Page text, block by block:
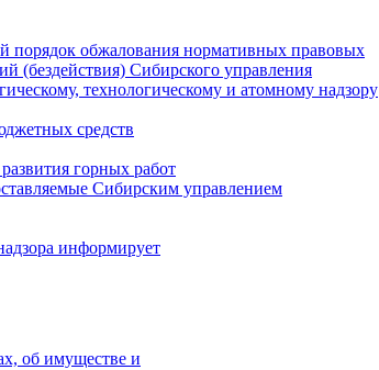
порядок обжалования нормативных правовых
(бездействия) Сибирского управления
технологическому и атомному надзору
средств
горных работ
Сибирским управлением
информирует
об имуществе и